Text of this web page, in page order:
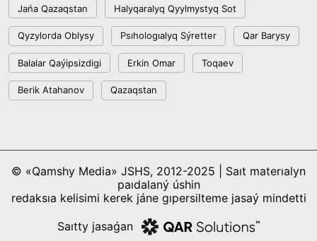
Jańa Qazaqstan Halyqaralyq Qyylmystyq Sot
Qyzylorda Oblysy Psıhologıalyq Sýretter Qar Barysy
Balalar Qaýipsizdigi Erkin Omar Toqaev
Berik Atahanov Qazaqstan
© «Qamshy Media» JSHS, 2012-2025 | Saıt materıalyn
paıdalaný úshin
redaksıa kelisimi kerek jáne gıpersilteme jasaý mindetti
Saıtty jasaǵan